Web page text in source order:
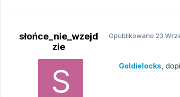
słońce_nie_wzejd
zie
Opublikowano 23
Goldielocks ,